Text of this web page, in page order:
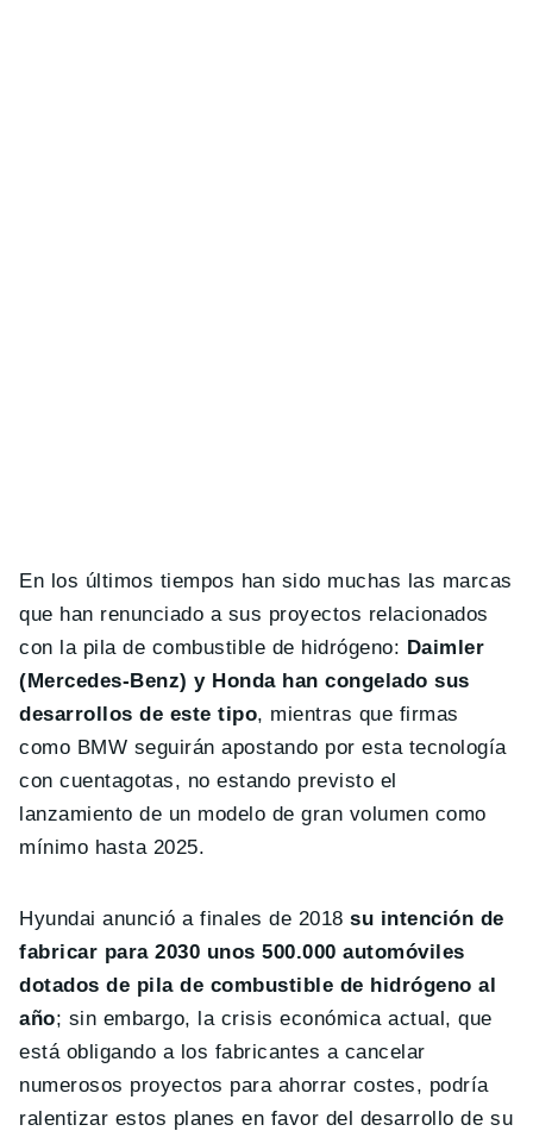
En los últimos tiempos han sido muchas las marcas
que han renunciado a sus proyectos relacionados
con la pila de combustible de hidrógeno: Daimler
(Mercedes-Benz) y Honda han congelado sus
desarrollos de este tipo, mientras que firmas
como BMW seguirán apostando por esta tecnología
con cuentagotas, no estando previsto el
lanzamiento de un modelo de gran volumen como
mínimo hasta 2025.
Hyundai anunció a finales de 2018su intención de
fabricar para 2030 unos 500.000 automóviles
dotados de pila de combustible de hidrógeno al
año; sin embargo, la crisis económica actual, que
está obligando a los fabricantes a cancelar
numerosos proyectos para ahorrar costes, podría
ralentizar estos planes en favor del desarrollo de su